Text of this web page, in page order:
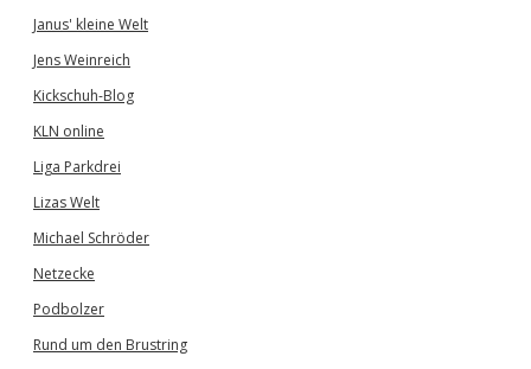
Janus' kleine Welt
Jens Weinreich
Kickschuh-Blog
KLN online
Liga Parkdrei
Lizas Welt
Michael Schröder
Netzecke
Podbolzer
Rund um den Brustring